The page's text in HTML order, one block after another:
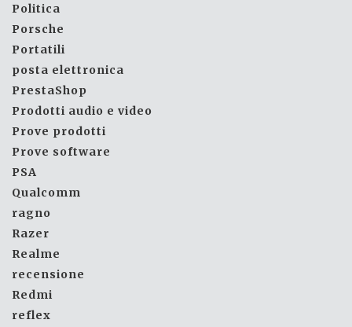
Politica
Porsche
Portatili
posta elettronica
PrestaShop
Prodotti audio e video
Prove prodotti
Prove software
PSA
Qualcomm
ragno
Razer
Realme
recensione
Redmi
reflex